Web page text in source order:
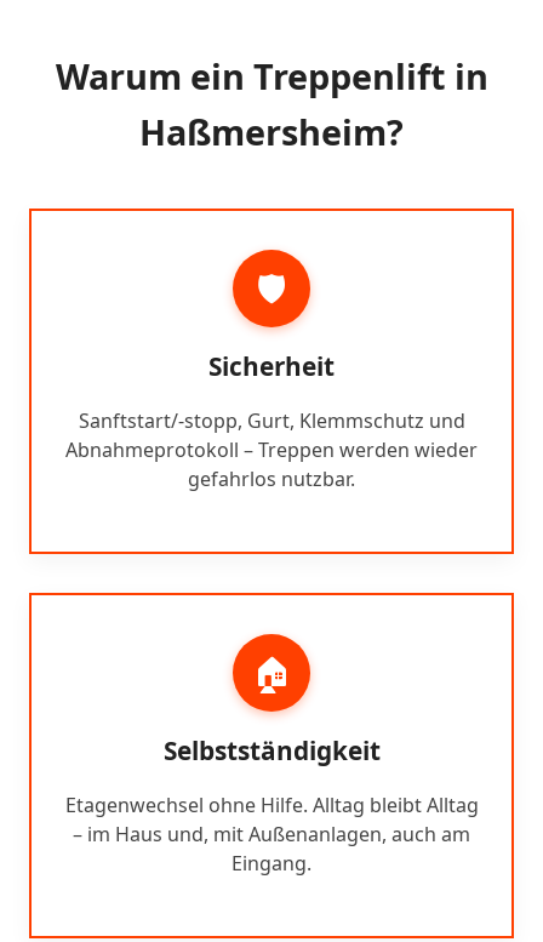
Warum ein Treppenlift in
Haßmersheim?
🛡️
Sicherheit
Sanftstart/-stopp, Gurt, Klemmschutz und
Abnahmeprotokoll – Treppen werden wieder
gefahrlos nutzbar.
🏠
Selbstständigkeit
Etagenwechsel ohne Hilfe. Alltag bleibt Alltag
– im Haus und, mit Außenanlagen, auch am
Eingang.